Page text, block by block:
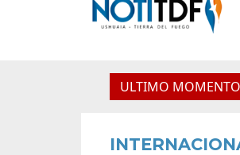
ULTIMO MOMENTO
para la Nueva Usina de